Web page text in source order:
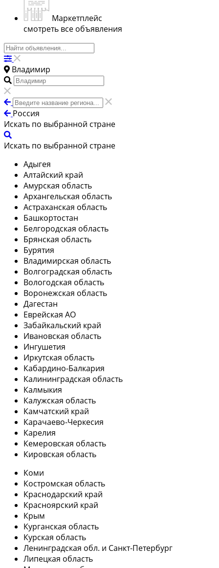
Маркетплейс
смотреть все объявления
Владимир
Россия
Искать по выбранной стране
Искать по выбранной стране
Адыгея
Алтайский край
Амурская область
Архангельская область
Астраханская область
Башкортостан
Белгородская область
Брянская область
Бурятия
Владимирская область
Волгоградская область
Вологодская область
Воронежская область
Дагестан
Еврейская АО
Забайкальский край
Ивановская область
Ингушетия
Иркутская область
Кабардино-Балкария
Калининградская область
Калмыкия
Калужская область
Камчатский край
Карачаево-Черкесия
Карелия
Кемеровская область
Кировская область
Коми
Костромская область
Краснодарский край
Красноярский край
Крым
Курганская область
Курская область
Ленинградская обл. и Санкт-Петербург
Липецкая область